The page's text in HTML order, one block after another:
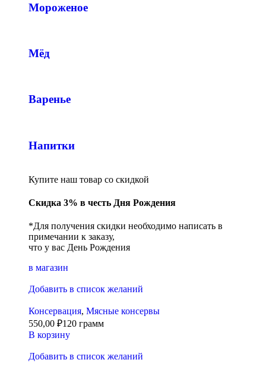
Мороженое
Мёд
Варенье
Напитки
Купите наш товар со скидкой
Скидка 3% в честь Дня Рождения
*Для получения скидки необходимо написать в
примечании к заказу,
что у вас День Рождения
в магазин
Добавить в список желаний
Консервация, Мясные консервы
550,00 ₽120 грамм
В корзину
Добавить в список желаний